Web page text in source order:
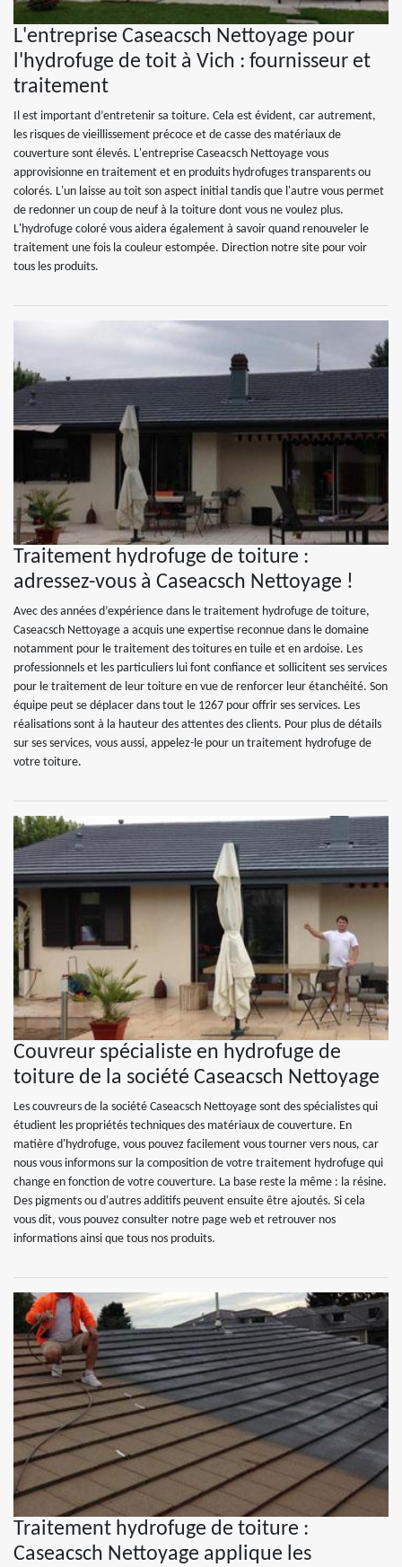
L'entreprise Caseacsch Nettoyage pour
l'hydrofuge de toit à Vich : fournisseur et
traitement
Il est important d’entretenir sa toiture. Cela est évident, car autrement,
les risques de vieillissement précoce et de casse des matériaux de
couverture sont élevés. L'entreprise Caseacsch Nettoyage vous
approvisionne en traitement et en produits hydrofuges transparents ou
colorés. L'un laisse au toit son aspect initial tandis que l'autre vous permet
de redonner un coup de neuf à la toiture dont vous ne voulez plus.
L'hydrofuge coloré vous aidera également à savoir quand renouveler le
traitement une fois la couleur estompée. Direction notre site pour voir
tous les produits.
Traitement hydrofuge de toiture :
adressez-vous à Caseacsch Nettoyage !
Avec des années d’expérience dans le traitement hydrofuge de toiture,
Caseacsch Nettoyage a acquis une expertise reconnue dans le domaine
notamment pour le traitement des toitures en tuile et en ardoise. Les
professionnels et les particuliers lui font confiance et sollicitent ses services
pour le traitement de leur toiture en vue de renforcer leur étanchéité. Son
équipe peut se déplacer dans tout le 1267 pour offrir ses services. Les
réalisations sont à la hauteur des attentes des clients. Pour plus de détails
sur ses services, vous aussi, appelez-le pour un traitement hydrofuge de
votre toiture.
Couvreur spécialiste en hydrofuge de
toiture de la société Caseacsch Nettoyage
Les couvreurs de la société Caseacsch Nettoyage sont des spécialistes qui
étudient les propriétés techniques des matériaux de couverture. En
matière d'hydrofuge, vous pouvez facilement vous tourner vers nous, car
nous vous informons sur la composition de votre traitement hydrofuge qui
change en fonction de votre couverture. La base reste la même : la résine.
Des pigments ou d'autres additifs peuvent ensuite être ajoutés. Si cela
vous dit, vous pouvez consulter notre page web et retrouver nos
informations ainsi que tous nos produits.
Traitement hydrofuge de toiture :
Caseacsch Nettoyage applique les